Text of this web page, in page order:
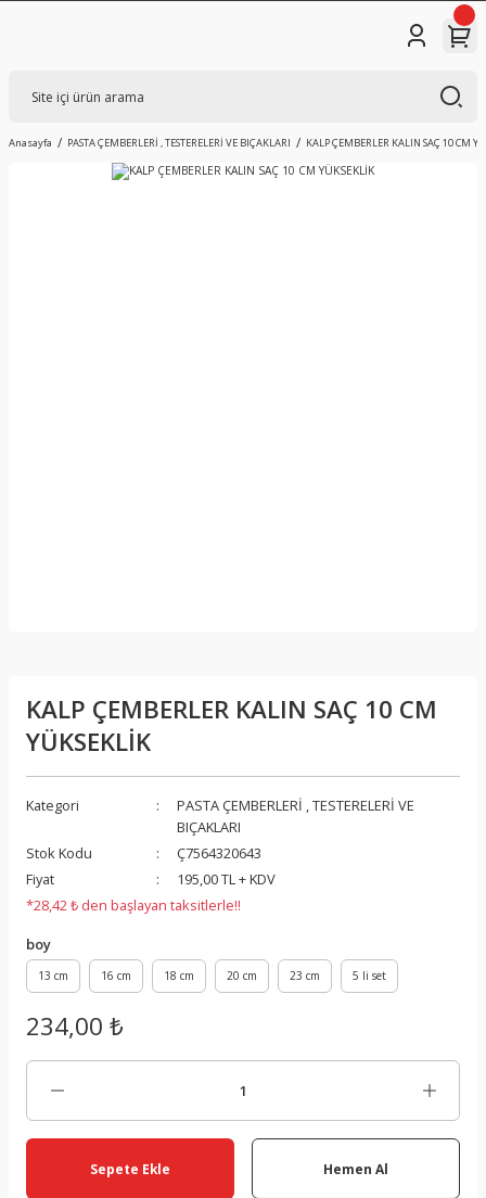
Anasayfa PASTA ÇEMBERLERİ , TESTERELERİ VE BIÇAKLARI KALP ÇEMBERLER KALIN SAÇ 10 CM
KALP ÇEMBERLER KALIN SAÇ 10 CM
YÜKSEKLİK
Kategori
PASTA ÇEMBERLERİ , TESTERELERİ VE
BIÇAKLARI
Stok Kodu
Ç7564320643
Fiyat
195,00 TL + KDV
*28,42 ₺ den başlayan taksitlerle!!
boy
13 cm 16 cm 18 cm 20 cm 23 cm 5 li set
234,00 ₺
Sepete Ekle Hemen Al